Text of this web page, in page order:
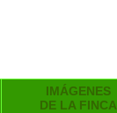
IMÁGENES
DE LA FINCA